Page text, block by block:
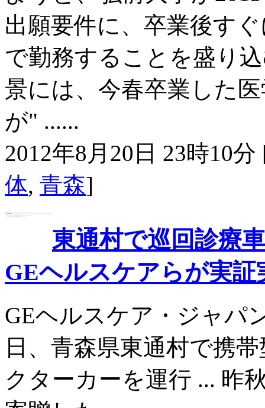
出願要件に、卒業後す
で勤務することを盛り
景には、今春卒業した
が" ......
2012年8月20日 23時10分
体, 青森]
東通村で巡回診療
GEヘルスケアらが実証
GEヘルスケア・ジャパ
日、青森県東通村で携
クターカーを運行 ... 昨